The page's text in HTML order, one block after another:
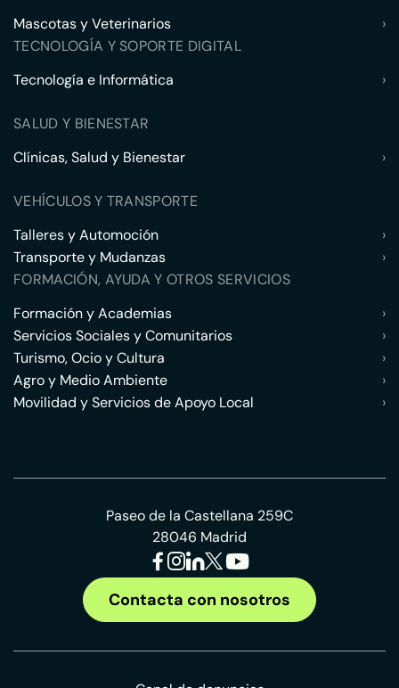
Mascotas y Veterinarios
›
TECNOLOGÍA Y SOPORTE DIGITAL
Tecnología e Informática
›
SALUD Y BIENESTAR
Clínicas, Salud y Bienestar
›
VEHÍCULOS Y TRANSPORTE
Talleres y Automoción
›
Transporte y Mudanzas
›
FORMACIÓN, AYUDA Y OTROS SERVICIOS
Formación y Academias
›
Servicios Sociales y Comunitarios
›
Turismo, Ocio y Cultura
›
Agro y Medio Ambiente
›
Movilidad y Servicios de Apoyo Local
›
Paseo de la Castellana 259C
28046 Madrid
Contacta con nosotros